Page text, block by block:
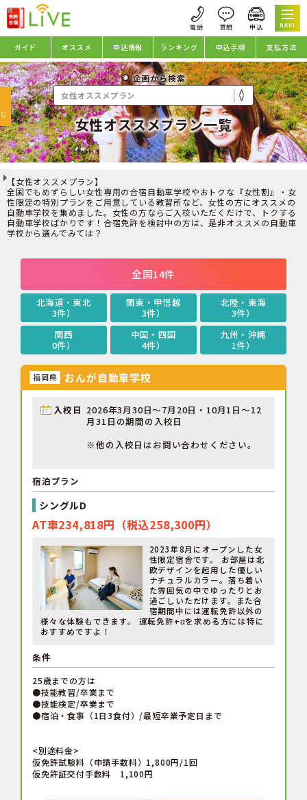
NAVI
ガイド オススメ 申込情報 ランキング 申込手順 支払方法
企画から検索
女性オススメプラン一覧
【女性オススメプラン】
全国でもめずらしい女性専用の合宿自動車学校やおトクな『女性割』・女
性限定の特別プランをご用意している教習所など、女性の方にオススメの
自動車学校を集めました。女性の方ならご入校いただくだけで、トクする
自動車学校ばかりです！合宿免許を検討中の方は、是非オススメの自動車
学校から選んでみては？
全国14件
福岡県 おんが自動車学校
入校日 2026年3月30日～7月20日・10月1日～12
月31日の期間の入校日
※他の入校日はお問い合わせください。
宿泊プラン
シングルD
AT車234,818円（税込258,300円）
2023年8月にオープンした女
性限定宿舎です。 お部屋は北
欧デザインを起用した優しい
ナチュラルカラー。落ち着い
た雰囲気の中でゆったりとお
過ごしいただけます。また合
宿期間中には運転免許以外の
様々な体験もできます。 運転免許+αを求める方には特に
おすすめですよ！
条件
25歳までの方は
●技能教習/卒業まで
●技能検定/卒業まで
●宿泊・食事（1日3食付）/最短卒業予定日まで
<別途料金>
仮免許試験料（申請手数料）1,800円/1回
仮免許証交付手数料 1,100円
北海道・東北
3件）
関東・甲信越
3件）
北陸・東海
3件）
関西
0件）
中国・四国
4件）
九州・沖縄
1件）